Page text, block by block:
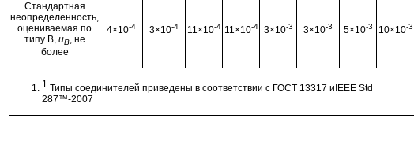
Стандартная
неопределенность,
оцениваемая по
типу B, uB, не
более
4×10-4 3×10-4 11×10-4 11×10-4 3×10-3 3×10-3 5×10-3 10×10-3
1 Типы соединителей приведены в соответствии с ГОСТ 13317 иIEEE Std
287™-2007